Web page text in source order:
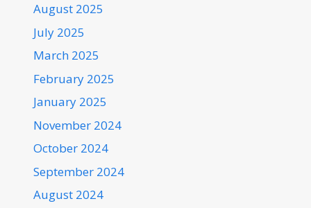
August 2025
July 2025
March 2025
February 2025
January 2025
November 2024
October 2024
September 2024
August 2024